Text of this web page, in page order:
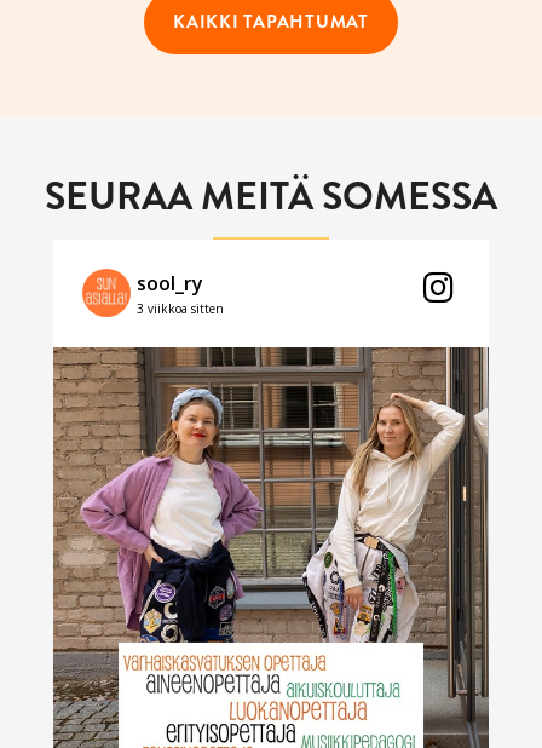
KAIKKI TAPAHTUMAT
SEURAA MEITÄ SOMESSA
sool_ry
3 viikkoa sitten